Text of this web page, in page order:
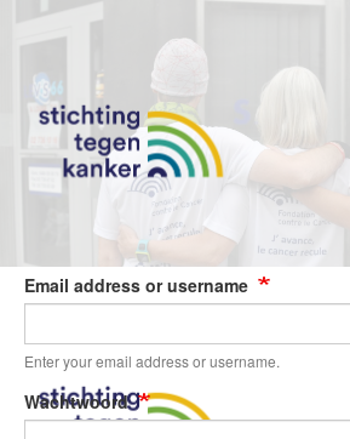
Overslaan
inhoud
Email address or username
Enter your email address or username.
Wachtwoord